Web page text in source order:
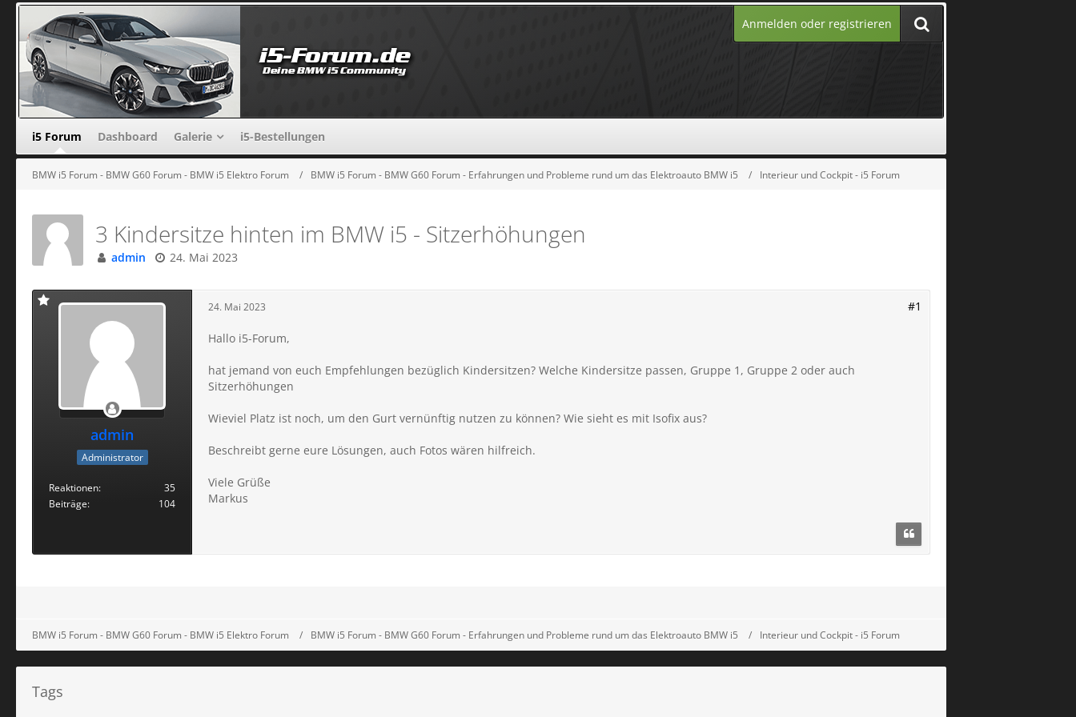
Anmelden oder registrieren
i5 Forum Dashboard Galerie i5-Bestellungen
BMW i5 Forum - BMW G60 Forum - BMW i5 Elektro Forum BMW i5 Forum - BMW G60 Forum - Erfahrungen und Probleme rund um das Elektroauto BMW i5 Interieur und Cockpit - i5 Forum
3 Kindersitze hinten im BMW i5 - Sitzerhöhungen
admin 24. Mai 2023
admin
Administrator
Reaktionen
35
Beiträge
104
24. Mai 2023 #1
Hallo i5-Forum,
hat jemand von euch Empfehlungen bezüglich Kindersitzen? Welche Kindersitze passen, Gruppe 1, Gruppe 2 oder auch
Sitzerhöhungen
Wieviel Platz ist noch, um den Gurt vernünftig nutzen zu können? Wie sieht es mit Isofix aus?
Beschreibt gerne eure Lösungen, auch Fotos wären hilfreich.
Viele Grüße
Markus
BMW i5 Forum - BMW G60 Forum - BMW i5 Elektro Forum BMW i5 Forum - BMW G60 Forum - Erfahrungen und Probleme rund um das Elektroauto BMW i5 Interieur und Cockpit - i5 Forum
Tags